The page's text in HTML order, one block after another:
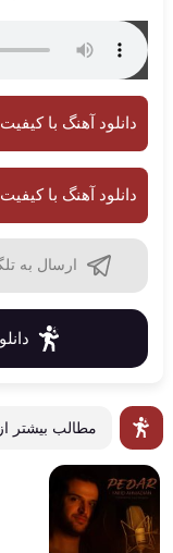
دانلود آهنگ با کیفیت
دانلود آهنگ با کیفیت
ارسال به
مطالب بیشتر از